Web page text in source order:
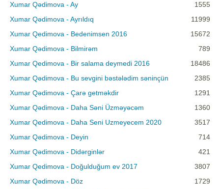
Xumar Qədimova - Ay
1555
Xumar Qədimova - Ayrıldıq
11999
Xumar Qedimova - Bedenimsen 2016
15672
Xumar Qədimova - Bilmirəm
789
Xumar Qedimova - Bir salama deymedi 2016
18486
Xumar Qədimova - Bu sevgini bəstələdim səninçün
2385
Xumar Qədimova - Çarə getməkdir
1291
Xumar Qədimova - Daha Səni Üzməyəcəm
1360
Xumar Qedimova - Daha Seni Uzmeyecem 2020
3517
Xumar Qədimova - Deyin
714
Xumar Qədimova - Didərginlər
421
Xumar Qedimova - Doğulduğum ev 2017
3807
Xumar Qədimova - Döz
1729